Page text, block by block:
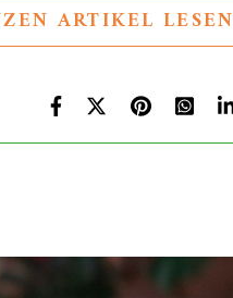
ARTIKEL LESEN